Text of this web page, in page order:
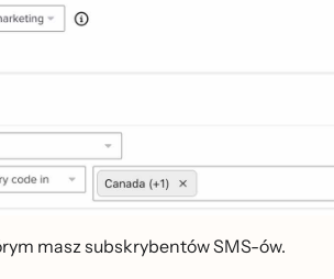
masz subskrybentów SMS-ów.